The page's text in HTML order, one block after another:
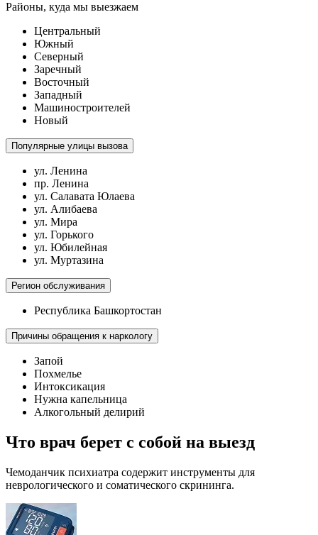
Районы, куда мы выезжаем
Центральный
Южный
Северный
Заречный
Восточный
Западный
Машиностроителей
Новый
Популярные улицы вызова
ул. Ленина
пр. Ленина
ул. Салавата Юлаева
ул. Алибаева
ул. Мира
ул. Горького
ул. Юбилейная
ул. Муртазина
Регион обслуживания
Республика Башкортостан
Причины обращения к наркологу
Запой
Похмелье
Интоксикация
Нужна капельница
Алкогольный делирий
Что врач берет с собой на выезд
Чемоданчик психиатра содержит инструменты для
неврологического и соматического скрининга.